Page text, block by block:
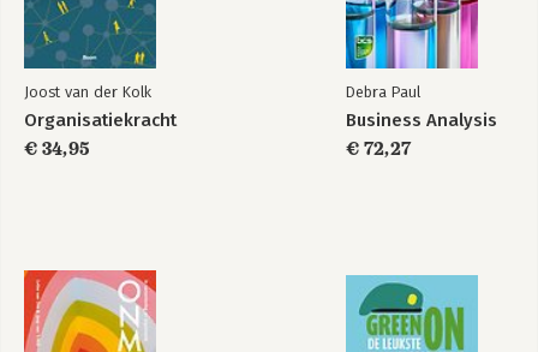
Joost van der Kolk
Organisatiekracht
€ 34,95
Debra Paul
Business Analysis
€ 72,27